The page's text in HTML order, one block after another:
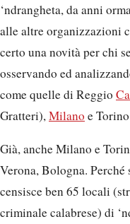
‘ndrangheta, da anni
alle altre organizzazioni
certo una novità per chi
osservando ed
come quelle di Reggio
Gratteri),Milano e
Già, anche Milano e
Verona, Bologna.
censisce ben 65 locali
criminale calabrese) di